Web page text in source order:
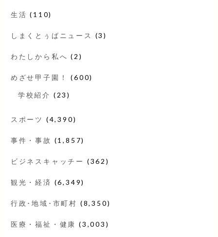
生活 (110)
しまくとぅばニュース (3)
わたしから私へ (2)
めざせ甲子園！ (600)
学校紹介 (23)
スポーツ (4,390)
事件・事故 (1,857)
ビジネスキャッチー (362)
観光・経済 (6,349)
行政･地域･市町村 (8,350)
医療・福祉・健康 (3,003)